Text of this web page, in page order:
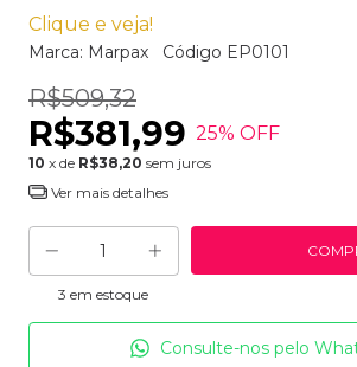
Clique e veja!
Marca: Marpax Código EP0101
R$509,32
R$381,99 25% OFF
10 x de R$38,20 sem juros
Ver mais detalhes
3 em estoque
Consulte-nos pelo